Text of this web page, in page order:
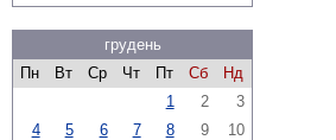
грудень
Пн
Вт Ср Чт Пт Сб
Нд
1
2
3
4
5 6 7 8 9
10